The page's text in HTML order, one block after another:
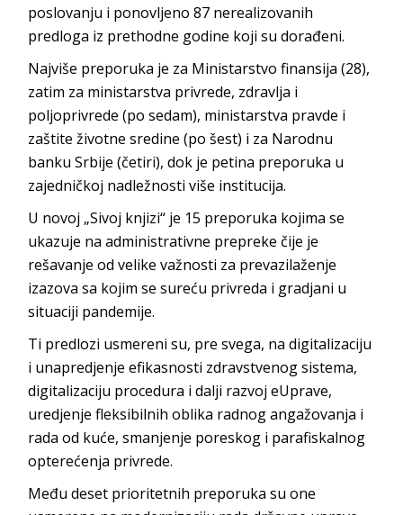
poslovanju i ponovljeno 87 nerealizovanih
predloga iz prethodne godine koji su dorađeni.
Najviše preporuka je za Ministarstvo finansija (28),
zatim za ministarstva privrede, zdravlja i
poljoprivrede (po sedam), ministarstva pravde i
zaštite životne sredine (po šest) i za Narodnu
banku Srbije (četiri), dok je petina preporuka u
zajedničkoj nadležnosti više institucija.
U novoj „Sivoj knjizi“ je 15 preporuka kojima se
ukazuje na administrativne prepreke čije je
rešavanje od velike važnosti za prevazilaženje
izazova sa kojim se sureću privreda i gradjani u
situaciji pandemije.
Ti predlozi usmereni su, pre svega, na digitalizaciju
i unapredjenje efikasnosti zdravstvenog sistema,
digitalizaciju procedura i dalji razvoj eUprave,
uredjenje fleksibilnih oblika radnog angažovanja i
rada od kuće, smanjenje poreskog i parafiskalnog
opterećenja privrede.
Među deset prioritetnih preporuka su one